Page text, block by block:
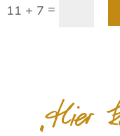
11 + 7 =